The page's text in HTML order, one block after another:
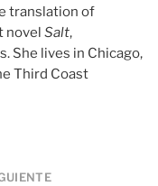
translation of
novelSalt,
She lives in Chicago,
Third Coast